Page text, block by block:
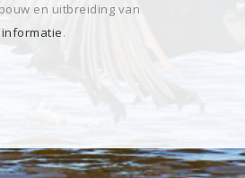
en uitbreiding van
.